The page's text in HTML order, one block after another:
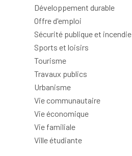
Développement durable
Offre d'emploi
Sécurité publique et incendie
Sports et loisirs
Tourisme
Travaux publics
Urbanisme
Vie communautaire
Vie économique
Vie familiale
Ville étudiante